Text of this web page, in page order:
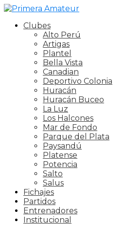
Clubes
Alto Perú
Artigas
Plantel
Bella Vista
Canadian
Deportivo Colonia
Huracán
Huracán Buceo
La Luz
Los Halcones
Mar de Fondo
Parque del Plata
Paysandú
Platense
Potencia
Salto
Salus
Fichajes
Partidos
Entrenadores
Institucional